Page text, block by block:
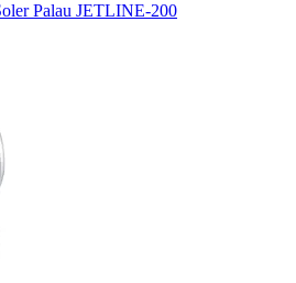
Palau JETLINE-200